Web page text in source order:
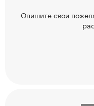
Опишите свои